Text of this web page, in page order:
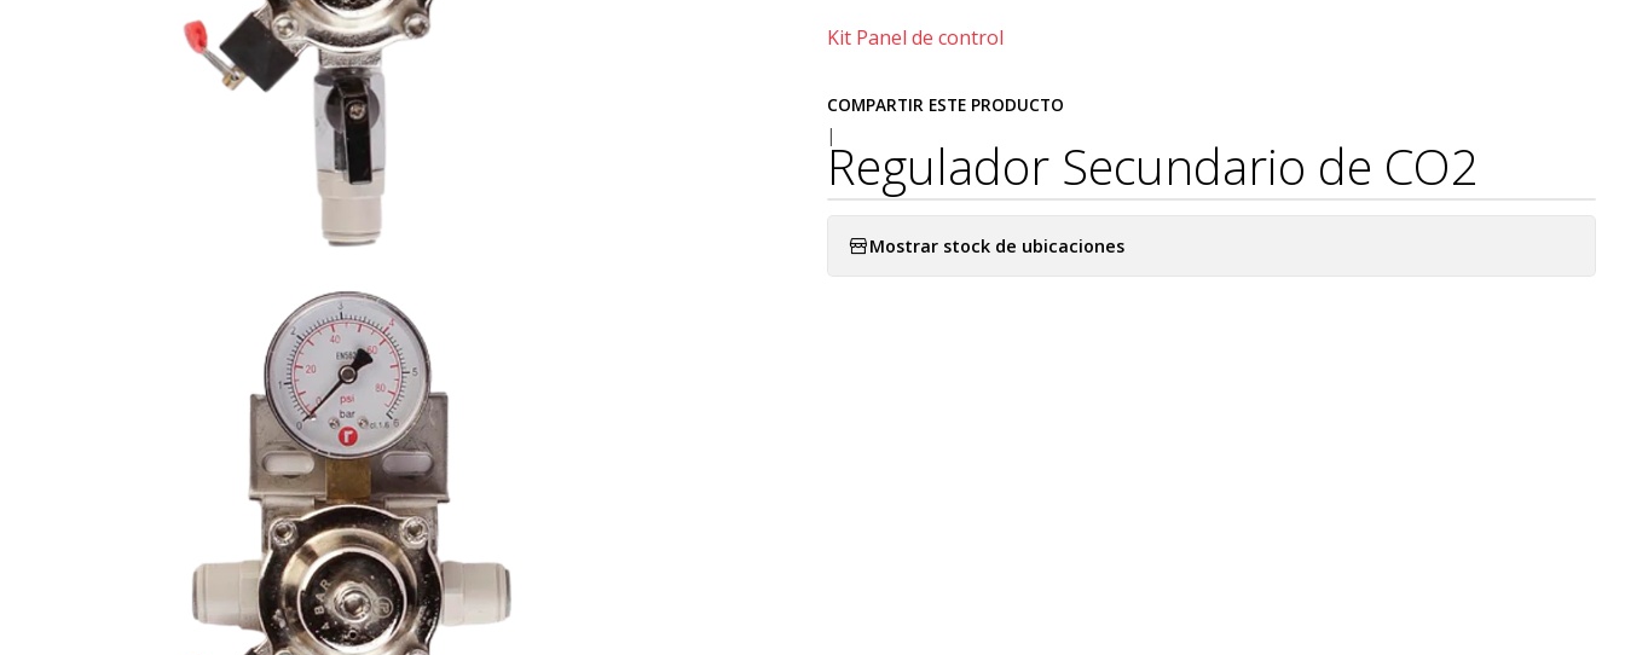
Kit Panel de control
COMPARTIR ESTE PRODUCTO
|Regulador Secundario de CO2
Mostrar stock de ubicaciones